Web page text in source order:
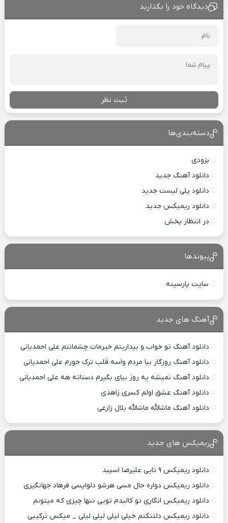
دیدگاه خود را بگذارید
ثبت نظر
دسته‌بندی‌ها
بزودی
دانلود آهنگ جدید
دانلود پلی لیست جدید
دانلود ریمیکس جدید
در انتظار پخش
پیوندها
سایت پارسینه
آهنگ های جدید
دانلود آهنگ تو خواب و بیداریتم خیرمات چشمانتم علی احمدیانی
دانلود آهنگ روزگار بیا مردم واسه قلب ترک خورم علی احمدیانی
دانلود آهنگ نمیشه یه روز بیای بگیرم دستاته هه علی احمدیانی
دانلود آهنگ عشق اولم کسری زاهدی
دانلود آهنگ ماشالله ماشالله بلال زارعی
ریمیکس های جدید
دانلود ریمیکس ۹ تایی علیرضا اسپید
دانلود ریمیکس دواره حال مسی هرشو دلواپسی فرهاد جهانگیری
دانلود ریمیکس انگاری تو کالبدم تویی تنها چیزی که میتونم
دانلود ریمیکس دلتنگتم خیلی لیلی لیلی لیلی _ میکس ترکیبی